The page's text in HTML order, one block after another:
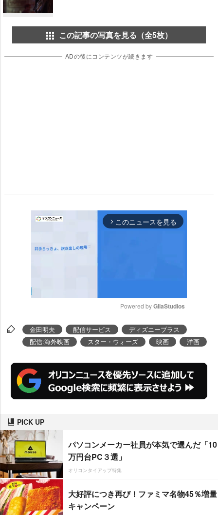
この記事の写真を見る（全5枚）
ADの後にコンテンツが続きます
arrow_forward_ios このニュースを見る
M
u
Powered by GliaStudios
金田明夫 配信サービス
ディズニープラス
配信:海外映画
スター・ウォーズ 映画 洋画
PICK UP
パソコンメーカー社員が本気で選んだ「10
万円台PC３選」
オリコンタイアップ特集
大好評につき再び！ファミマ名物45％増量
キャンペーン